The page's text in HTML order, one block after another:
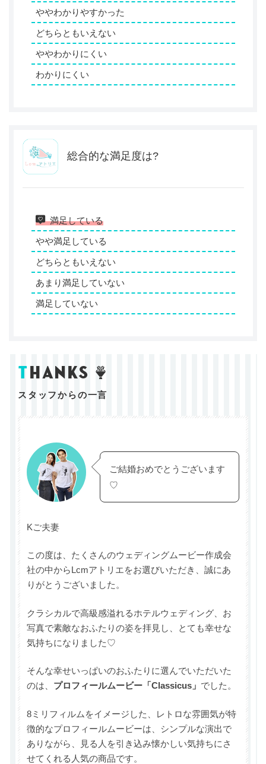
ややわかりやすかった
どちらともいえない
ややわかりにくい
わかりにくい
総合的な満足度は?
満足している
やや満足している
どちらともいえない
あまり満足していない
満足していない
thanks
スタッフからの一言
ご結婚おめでとうございます
♡
Kご夫妻
この度は、たくさんのウェディングムービー作成会
社の中からLcmアトリエをお選びいただき、誠にあ
りがとうございました。
クラシカルで高級感溢れるホテルウェディング、お
写真で素敵なおふたりの姿を拝見し、とても幸せな
気持ちになりました♡
そんな幸せいっぱいのおふたりに選んでいただいた
のは、 プロフィールムービー「Classicus」 でした。
8ミリフィルムをイメージした、レトロな雰囲気が特
徴的なプロフィールムービーは、シンプルな演出で
ありながら、見る人を引き込み懐かしい気持ちにさ
せてくれる人気の商品です。